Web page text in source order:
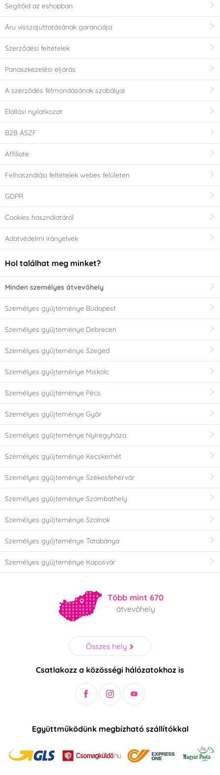
Segítőid az eshopban
Áru visszajuttatásának garanciája
Szerződési feltételek
Panaszkezelési eljárás
A szerződés felmondásának szabályai
Elállási nyilatkozat
B2B ÁSZF
Affiliate
Felhasználási feltételek webes felületen
GDPR
Cookies használatáról
Adatvédelmi irányelvek
Hol találhat meg minket?
Minden személyes átvevőhely
Személyes gyűjteménye Budapest
Személyes gyűjteménye Debrecen
Személyes gyűjteménye Szeged
Személyes gyűjteménye Miskolc
Személyes gyűjteménye Pécs
Személyes gyűjteménye Győr
Személyes gyűjteménye Nyíregyháza
Személyes gyűjteménye Kecskemét
Személyes gyűjteménye Székesfehérvár
Személyes gyűjteménye Szombathely
Személyes gyűjteménye Szolnok
Személyes gyűjteménye Tatabánya
Személyes gyűjteménye Kaposvár
Több mint 670
átvevőhely
Összes hely
Csatlakozz a közösségi hálózatokhoz is
Együttműködünk megbízható szállítókkal